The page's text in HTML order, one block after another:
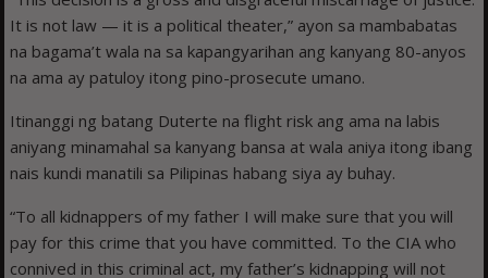
It is not law — it is a political theater,” ayon sa mambabatas
na bagama’t wala na sa kapangyarihan ang kanyang 80-anyos
na ama ay patuloy itong pino-prosecute umano.
Itinanggi ng batang Duterte na flight risk ang ama na labis
aniyang minamahal sa kanyang bansa at wala aniya itong ibang
nais kundi manatili sa Pilipinas habang siya ay buhay.
“To all kidnappers of my father I will make sure that you will
pay for this crime that you have committed. To the CIA who
connived in this criminal act, my father’s kidnapping will not